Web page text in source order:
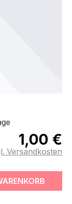
1,00 €
Versandkosten